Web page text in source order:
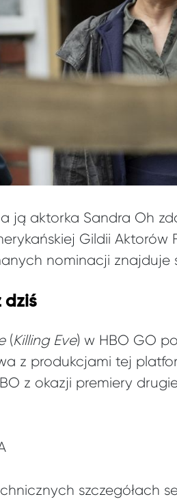
ją aktorka Sandra Oh
Gildii Aktorów
nominacji znajduje
dziś
(Killing Eve) w HBO GO
z produkcjami tej
z okazji premiery
szczegółach